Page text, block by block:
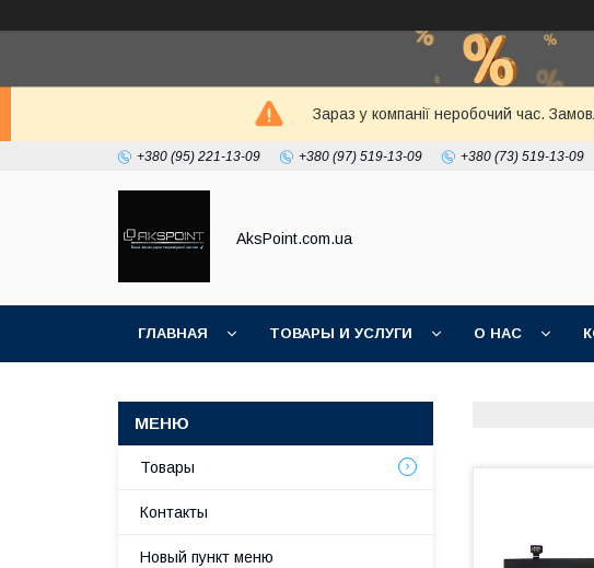
Зараз у компанії неробочий час.
+380 (95) 221-13-09 +380 (97) 519-13-09 +380 (73) 519-13-09
AksPoint.com.ua
ГЛАВНАЯ ТОВАРЫ И УСЛУГИ О НАС
Товары
Контакты
Новый пункт меню